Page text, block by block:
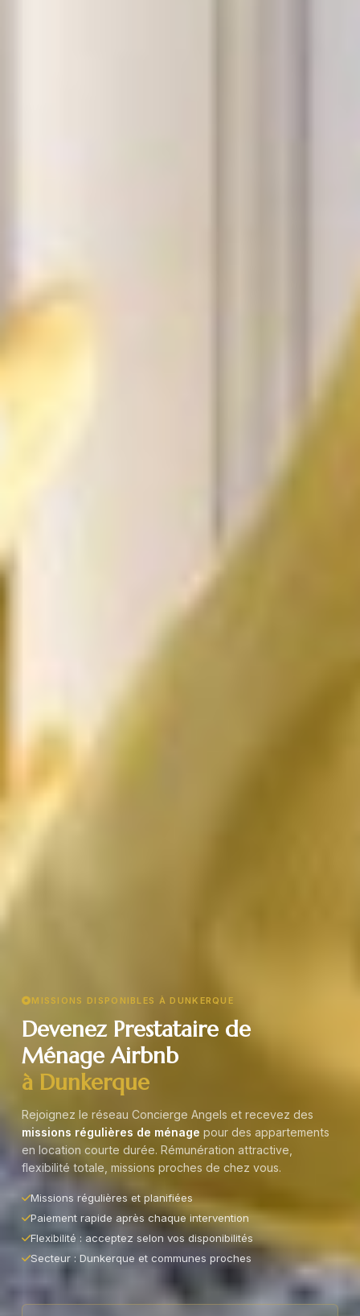
MISSIONS DISPONIBLES À DUNKERQUE
Devenez Prestataire de
Ménage Airbnb
à Dunkerque
Rejoignez le réseau Concierge Angels et recevez des
missions régulières de ménage pour des appartements
en location courte durée. Rémunération attractive,
flexibilité totale, missions proches de chez vous.
Missions régulières et planifiées
Paiement rapide après chaque intervention
Flexibilité : acceptez selon vos disponibilités
Secteur : Dunkerque et communes proches